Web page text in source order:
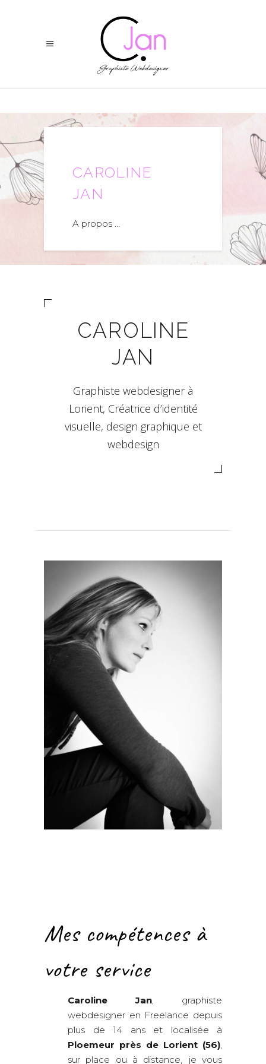
CAROLINE
JAN
A propos …
CAROLINE
JAN
Graphiste webdesigner à
Lorient, Créatrice d’identité
visuelle, design graphique et
webdesign
Mes compétences à
votre service
Caroline Jan, graphiste
webdesigner en Freelance depuis
plus de 14 ans et localisée à
Ploemeur près de Lorient (56),
sur place ou à distance, je vous